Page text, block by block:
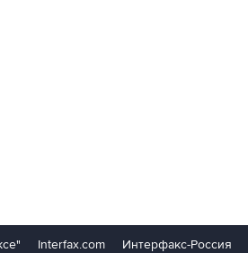
Interfax.com Интерфакс-Россия